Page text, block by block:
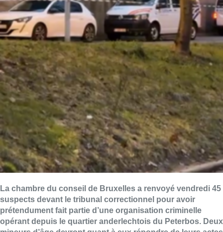
La chambre du conseil de Bruxelles a renvoyé vendredi 45
suspects devant le tribunal correctionnel pour avoir
prétendument fait partie d’une organisation criminelle
opérant depuis le quartier anderlechtois du Peterbos. Deux